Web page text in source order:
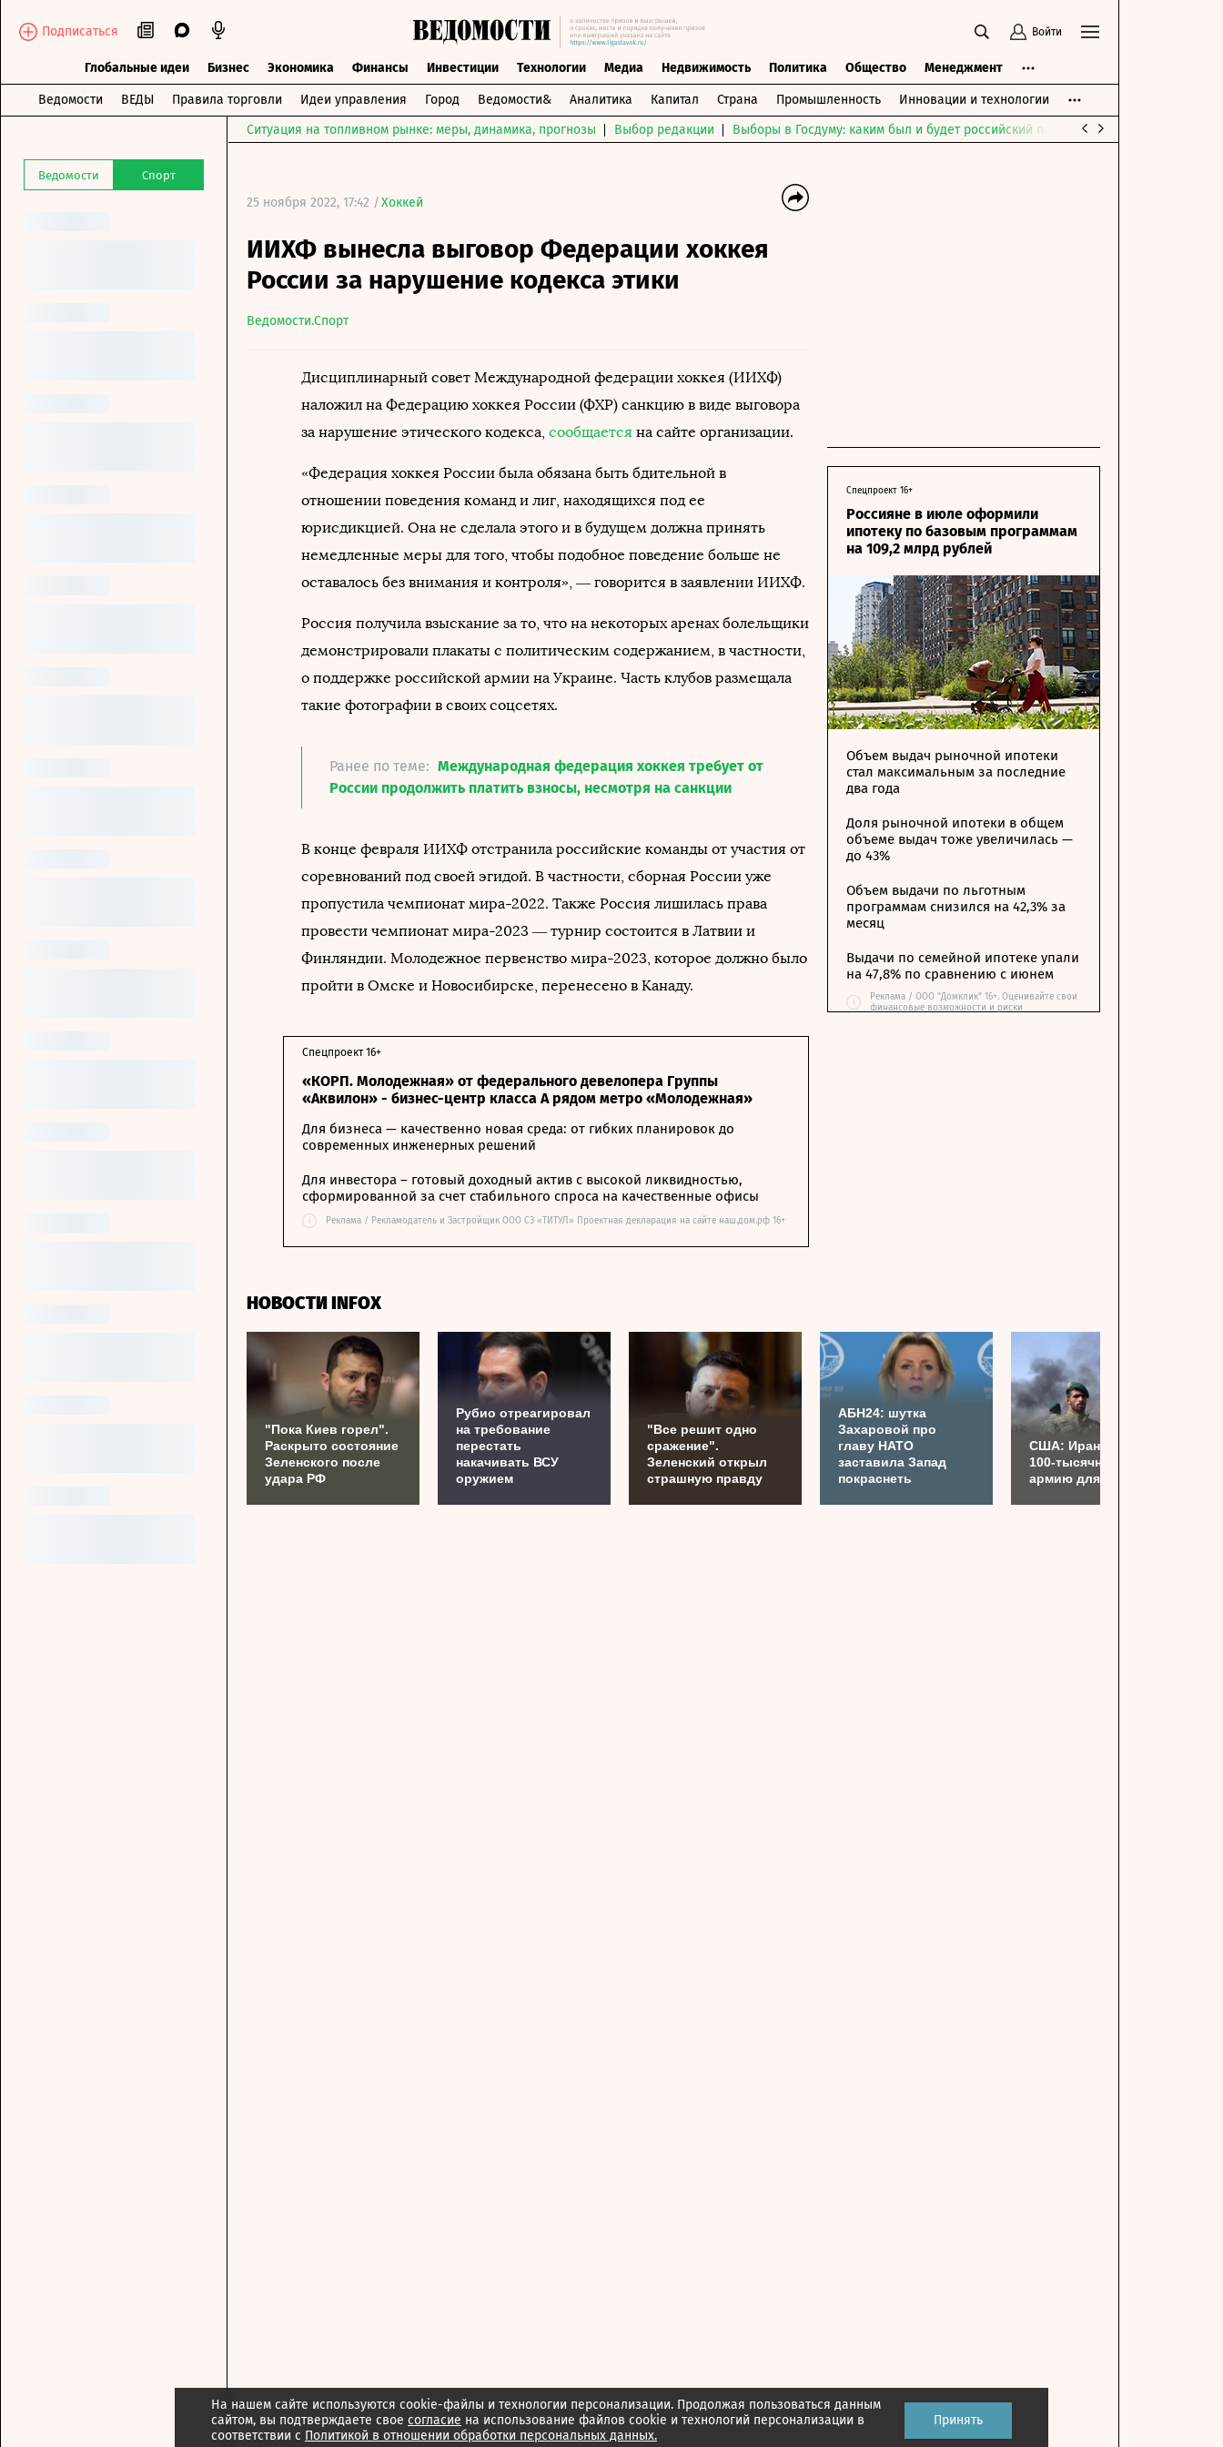
На нашем сайте используются cookie-файлы и технологии персонализации. Продолжая пользоваться данным
сайтом, вы подтверждаете свое согласие на использование файлов cookie и технологий персонализации в
соответствии с Политикой в отношении обработки персональных данных.
Принять
Подписаться Войти
Глобальные идеи Бизнес Экономика Финансы Инвестиции Технологии Медиа Недвижимость Политика Общество Менеджмент
Ведомости ВЕДЫ Правила торговли Идеи управления Город Ведомости& Аналитика Капитал Страна Промышленность Инновации и технологии
Ведомости Спорт
Ситуация на топливном рынке: меры, динамика, прогнозы Выбор редакции Выборы в Госдуму: каким был и будет российский парламент
25 ноября 2022, 17:42 /Хоккей
ИИХФ вынесла выговор Федерации хоккея
России за нарушение кодекса этики
Ведомости.Спорт
Дисциплинарный совет Международной федерации хоккея (ИИХФ)
наложил на Федерацию хоккея России (ФХР) санкцию в виде выговора
за нарушение этического кодекса, сообщается на сайте организации.
«Федерация хоккея России была обязана быть бдительной в
отношении поведения команд и лиг, находящихся под ее
юрисдикцией. Она не сделала этого и в будущем должна принять
немедленные меры для того, чтобы подобное поведение больше не
оставалось без внимания и контроля», — говорится в заявлении ИИХФ.
Россия получила взыскание за то, что на некоторых аренах болельщики
демонстрировали плакаты с политическим содержанием, в частности,
о поддержке российской армии на Украине. Часть клубов размещала
такие фотографии в своих соцсетях.
Ранее по теме: Международная федерация хоккея требует от
России продолжить платить взносы, несмотря на санкции
В конце февраля ИИХФ отстранила российские команды от участия от
соревнований под своей эгидой. В частности, сборная России уже
пропустила чемпионат мира-2022. Также Россия лишилась права
провести чемпионат мира-2023 — турнир состоится в Латвии и
Финляндии. Молодежное первенство мира-2023, которое должно было
пройти в Омске и Новосибирске, перенесено в Канаду.
«КОРП. Молодежная» от федерального девелопера Группы
«Аквилон» - бизнес-центр класса А рядом метро «Молодежная»
Спецпроект 16+
Для бизнеса — качественно новая среда: от гибких планировок до
современных инженерных решений
Для инвестора – готовый доходный актив с высокой ликвидностью,
сформированной за счет стабильного спроса на качественные офисы
i Реклама / Рекламодатель и Застройщик ООО СЗ «ТИТУЛ» Проектная декларация на сайте наш.дом.рф 16+
Спецпроект 16+
Россияне в июле оформили
ипотеку по базовым программам
на 109,2 млрд рублей
Объем выдач рыночной ипотеки
стал максимальным за последние
два года
Доля рыночной ипотеки в общем
объеме выдач тоже увеличилась —
до 43%
Объем выдачи по льготным
программам снизился на 42,3% за
месяц
Выдачи по семейной ипотеке упали
на 47,8% по сравнению с июнем
i
Реклама / ООО "Домклик" 16+. Оценивайте свои
финансовые возможности и риски
НОВОСТИ INFOX
"Пока Киев горел".
Раскрыто состояние
Зеленского после
удара РФ
Рубио отреагировал
на требование
перестать
накачивать ВСУ
оружием
"Все решит одно
сражение".
Зеленский открыл
страшную правду
АБН24: шутка
Захаровой про
главу НАТО
заставила Запад
покраснеть
США: Иран готовит
100-тысячную
армию для Украины